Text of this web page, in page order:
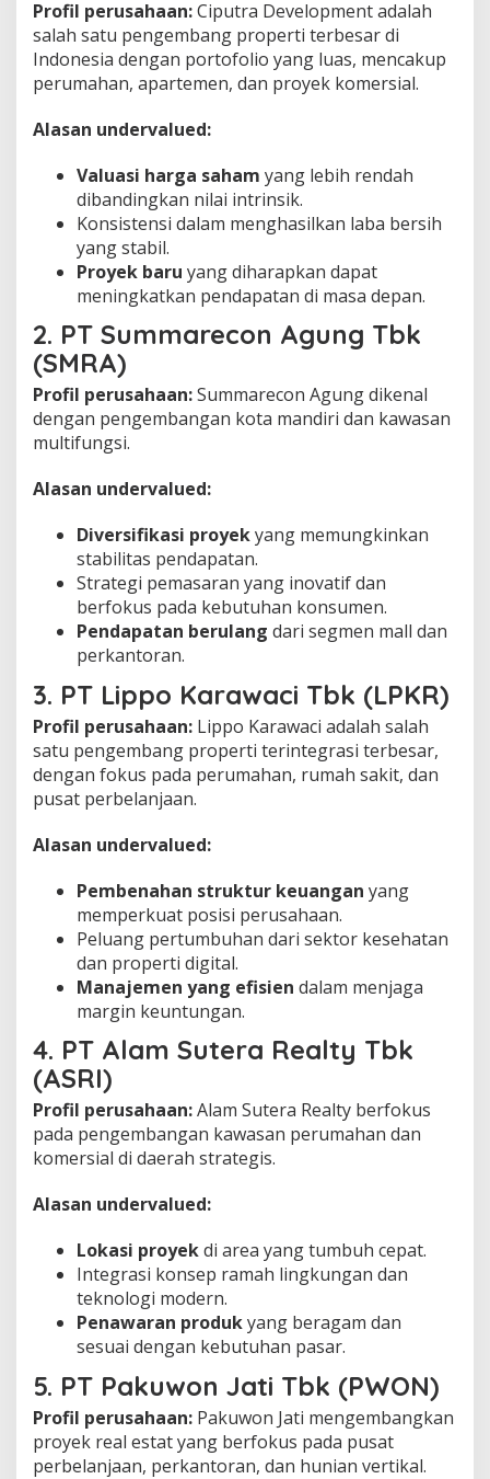
Profil perusahaan:Ciputra Development adalah
salah satu pengembang properti terbesar di
Indonesia dengan portofolio yang luas, mencakup
perumahan, apartemen, dan proyek komersial.
Alasan undervalued:
Valuasi harga saham yang lebih rendah
dibandingkan nilai intrinsik.
Konsistensi dalam menghasilkan laba bersih
yang stabil.
Proyek baru yang diharapkan dapat
meningkatkan pendapatan di masa depan.
2. PT Summarecon Agung Tbk
(SMRA)
Profil perusahaan:Summarecon Agung dikenal
dengan pengembangan kota mandiri dan kawasan
multifungsi.
Alasan undervalued:
Diversifikasi proyekyang memungkinkan
stabilitas pendapatan.
Strategi pemasaran yang inovatif dan
berfokus pada kebutuhan konsumen.
Pendapatan berulang dari segmen mall dan
perkantoran.
3. PT Lippo Karawaci Tbk (LPKR)
Profil perusahaan: Lippo Karawaci adalah salah
satu pengembang properti terintegrasi terbesar,
dengan fokus pada perumahan, rumah sakit, dan
pusat perbelanjaan.
Alasan undervalued:
Pembenahan struktur keuangan yang
memperkuat posisi perusahaan.
Peluang pertumbuhan dari sektor kesehatan
dan properti digital.
Manajemen yang efisien dalam menjaga
margin keuntungan.
4. PT Alam Sutera Realty Tbk
(ASRI)
Profil perusahaan:Alam Sutera Realty berfokus
pada pengembangan kawasan perumahan dan
komersial di daerah strategis.
Alasan undervalued:
Lokasi proyekdi area yang tumbuh cepat.
Integrasi konsep ramah lingkungan dan
teknologi modern.
Penawaran produkyang beragam dan
sesuai dengan kebutuhan pasar.
5. PT Pakuwon Jati Tbk (PWON)
Profil perusahaan: Pakuwon Jati mengembangkan
proyek real estat yang berfokus pada pusat
perbelanjaan, perkantoran, dan hunian vertikal.